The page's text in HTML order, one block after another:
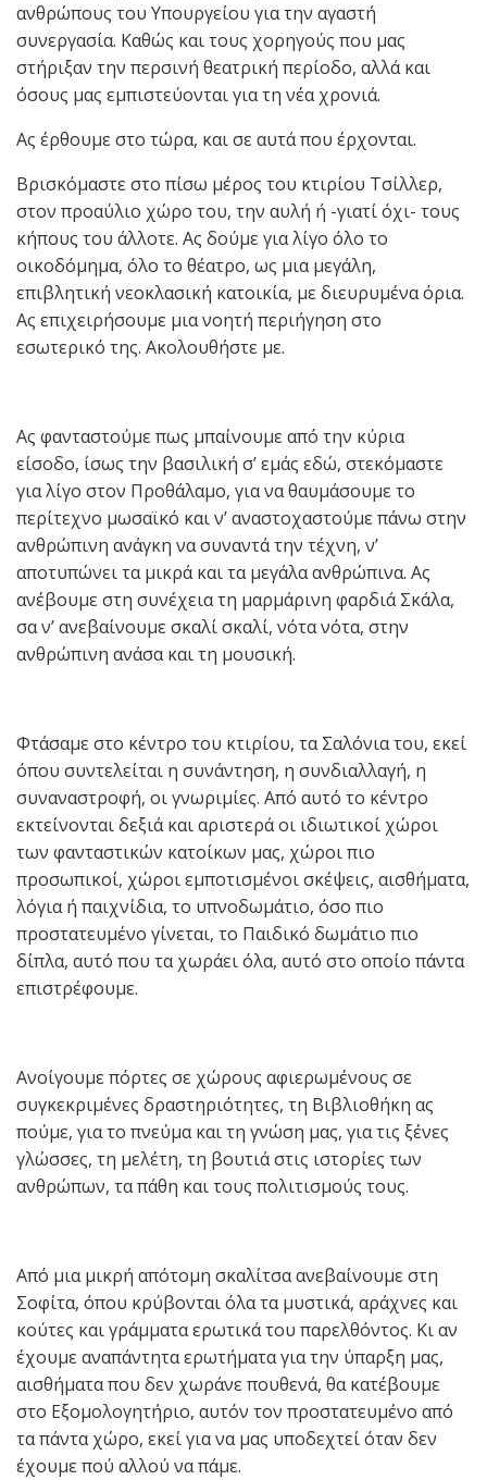
ανθρώπους του Υπουργείου για την αγαστή
συνεργασία. Καθώς και τους χορηγούς που μας
στήριξαν την περσινή θεατρική περίοδο, αλλά και
όσους μας εμπιστεύονται για τη νέα χρονιά.
Ας έρθουμε στο τώρα, και σε αυτά που έρχονται.
Βρισκόμαστε στο πίσω μέρος του κτιρίου Τσίλλερ,
στον προαύλιο χώρο του, την αυλή ή -γιατί όχι- τους
κήπους του άλλοτε. Ας δούμε για λίγο όλο το
οικοδόμημα, όλο το θέατρο, ως μια μεγάλη,
επιβλητική νεοκλασική κατοικία, με διευρυμένα όρια.
Ας επιχειρήσουμε μια νοητή περιήγηση στο
εσωτερικό της. Ακολουθήστε με.
Ας φανταστούμε πως μπαίνουμε από την κύρια
είσοδο, ίσως την βασιλική σ’ εμάς εδώ, στεκόμαστε
για λίγο στον Προθάλαμο, για να θαυμάσουμε το
περίτεχνο μωσαϊκό και ν’ αναστοχαστούμε πάνω στην
ανθρώπινη ανάγκη να συναντά την τέχνη, ν’
αποτυπώνει τα μικρά και τα μεγάλα ανθρώπινα. Ας
ανέβουμε στη συνέχεια τη μαρμάρινη φαρδιά Σκάλα,
σα ν’ ανεβαίνουμε σκαλί σκαλί, νότα νότα, στην
ανθρώπινη ανάσα και τη μουσική.
Φτάσαμε στο κέντρο του κτιρίου, τα Σαλόνια του, εκεί
όπου συντελείται η συνάντηση, η συνδιαλλαγή, η
συναναστροφή, οι γνωριμίες. Από αυτό το κέντρο
εκτείνονται δεξιά και αριστερά οι ιδιωτικοί χώροι
των φανταστικών κατοίκων μας, χώροι πιο
προσωπικοί, χώροι εμποτισμένοι σκέψεις, αισθήματα,
λόγια ή παιχνίδια, το υπνοδωμάτιο, όσο πιο
προστατευμένο γίνεται, το Παιδικό δωμάτιο πιο
δίπλα, αυτό που τα χωράει όλα, αυτό στο οποίο πάντα
επιστρέφουμε.
Ανοίγουμε πόρτες σε χώρους αφιερωμένους σε
συγκεκριμένες δραστηριότητες, τη Βιβλιοθήκη ας
πούμε, για το πνεύμα και τη γνώση μας, για τις ξένες
γλώσσες, τη μελέτη, τη βουτιά στις ιστορίες των
ανθρώπων, τα πάθη και τους πολιτισμούς τους.
Από μια μικρή απότομη σκαλίτσα ανεβαίνουμε στη
Σοφίτα, όπου κρύβονται όλα τα μυστικά, αράχνες και
κούτες και γράμματα ερωτικά του παρελθόντος. Κι αν
έχουμε αναπάντητα ερωτήματα για την ύπαρξη μας,
αισθήματα που δεν χωράνε πουθενά, θα κατέβουμε
στο Εξομολογητήριο, αυτόν τον προστατευμένο από
τα πάντα χώρο, εκεί για να μας υποδεχτεί όταν δεν
έχουμε πού αλλού να πάμε.